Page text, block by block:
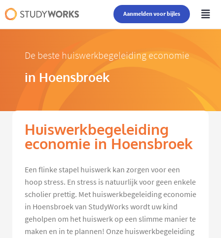
Aanmelden voor bijles
De beste huiswerkbegeleiding economie
in Hoensbroek
Huiswerkbegeleiding
economie in Hoensbroek
Een flinke stapel huiswerk kan zorgen voor een
hoop stress. En stress is natuurlijk voor geen enkele
scholier prettig. Met huiswerkbegeleiding economie
in Hoensbroek van StudyWorks wordt uw kind
geholpen om het huiswerk op een slimme manier te
maken en in te plannen! Onze huiswerkbegeleiding